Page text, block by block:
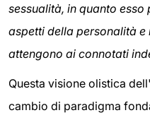
sessualità, in quanto
aspetti della personalità
attengono ai connotati
Questa visione olistica
cambio di paradigma